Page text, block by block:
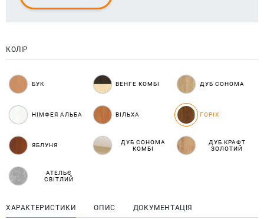
КОЛІР
БУК ВЕНГЕ КОМБІ ДУБ СОНОМА
НІМФЕЯ АЛЬБА ВІЛЬХА ГОРІХ
ЯБЛУНЯ
ДУБ СОНОМА
КОМБІ
ДУБ КРАФТ
ЗОЛОТИЙ
АТЕЛЬЄ
СВІТЛИЙ
ХАРАКТЕРИСТИКИ ОПИС ДОКУМЕНТАЦІЯ